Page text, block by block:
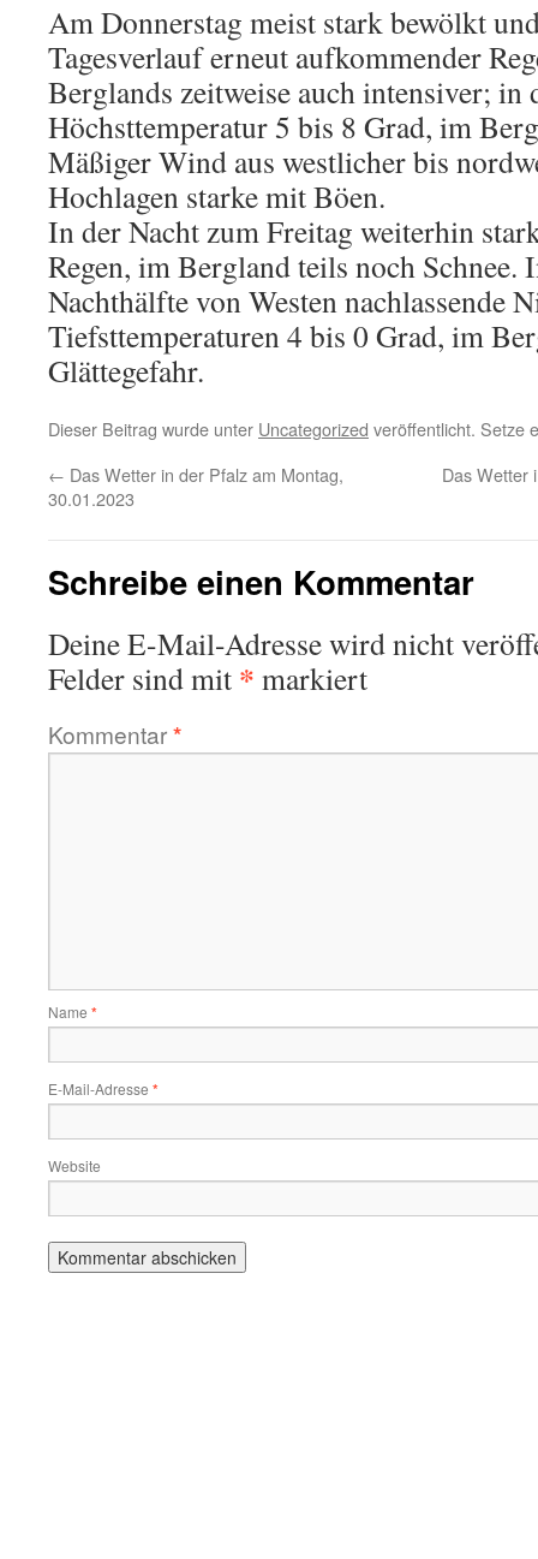
Am Donnerstag meist stark bewölkt
Tagesverlauf erneut aufkommender
Berglands zeitweise auch intensiver; in
Höchsttemperatur 5 bis 8 Grad, im
Mäßiger Wind aus westlicher bis
Hochlagen starke mit Böen.
In der Nacht zum Freitag weiterhin
Regen, im Bergland teils noch Schnee.
Nachthälfte von Westen nachlassende
Tiefsttemperaturen 4 bis 0 Grad, im
Glättegefahr.
Dieser Beitrag wurde unter Uncategorized veröffentlicht. Setze
← Das Wetter in der Pfalz am Montag,
30.01.2023
Das Wetter
Schreibe einen Kommentar
Deine E-Mail-Adresse wird nicht
Felder sind mit * markiert
Kommentar*
Name *
E-Mail-Adresse *
Website